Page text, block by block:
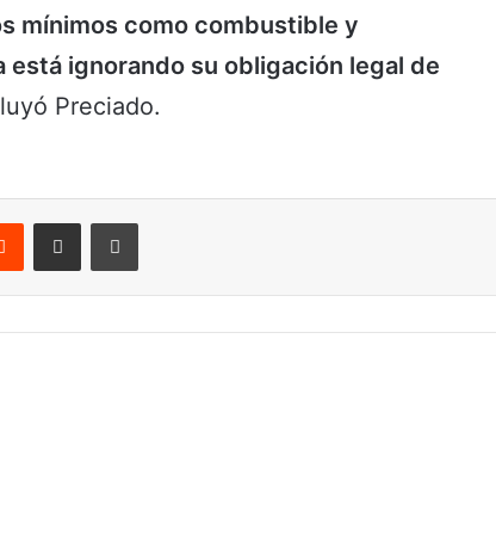
mínimos como combustible y
ignorando su obligación legal de
Preciado.
Reddit Compartir por correo electrónicoImprimir